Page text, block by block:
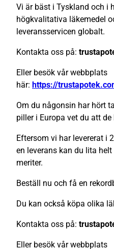
Vi är bäst i Tyskland och i
högkvalitativa läkemedel
leveransservicen globalt.
Kontakta oss på:
Eller besök vår webbplats
här: https://
Om du någonsin har hört
piller i Europa vet du att
Eftersom vi har levererat i
en leverans kan du lita
meriter.
Beställ nu och få en
Du kan också köpa olika
Kontakta oss på:
Eller besök vår webbplats